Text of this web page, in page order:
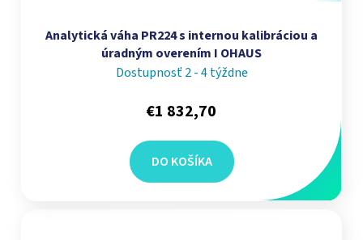
Analytická váha PR224 s internou kalibráciou a
úradným overením I OHAUS
Dostupnosť 2 - 4 týždne
€1 832,70
DO KOŠÍKA